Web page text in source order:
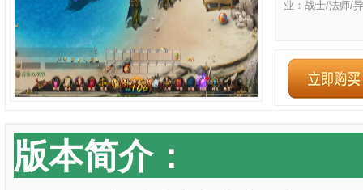
业：战士/法师/
版本简介：